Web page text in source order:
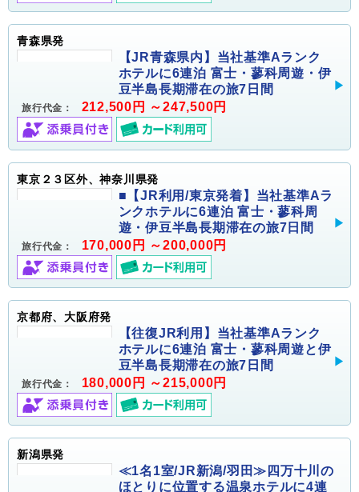
青森県発
【JR青森県内】当社基準Aランク
ホテルに6連泊 富士・蓼科周遊・伊
豆半島長期滞在の旅7日間
旅行代金： 212,500円 ～247,500円
東京２３区外、神奈川県発
■【JR利用/東京発着】当社基準Aラ
ンクホテルに6連泊 富士・蓼科周
遊・伊豆半島長期滞在の旅7日間
旅行代金： 170,000円 ～200,000円
京都府、大阪府発
【往復JR利用】当社基準Aランク
ホテルに6連泊 富士・蓼科周遊と伊
豆半島長期滞在の旅7日間
旅行代金： 180,000円 ～215,000円
新潟県発
≪1名1室/JR新潟/羽田≫四万十川の
ほとりに位置する温泉ホテルに4連